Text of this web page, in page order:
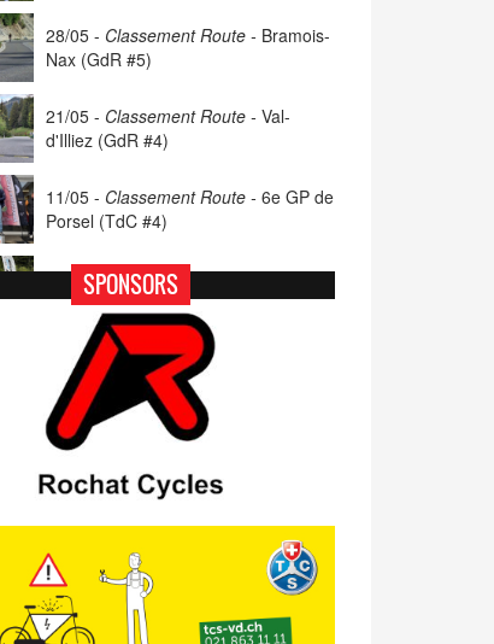
28/05 - Classement Route - Bramois-
Nax (GdR #5)
21/05 - Classement Route - Val-
d'Illiez (GdR #4)
11/05 - Classement Route - 6e GP de
Porsel (TdC #4)
07/05 -Classement Route -Blonay-
Les Pléiades (GdR #3)
23/04 - Classement Route -
- Moléson (TdC #3)
14/04 - Photos -Les photos du 5e GP
14/04 -Classement Route -5e GP de
SPONSORS